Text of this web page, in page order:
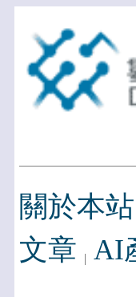
關於本站
文章 AI